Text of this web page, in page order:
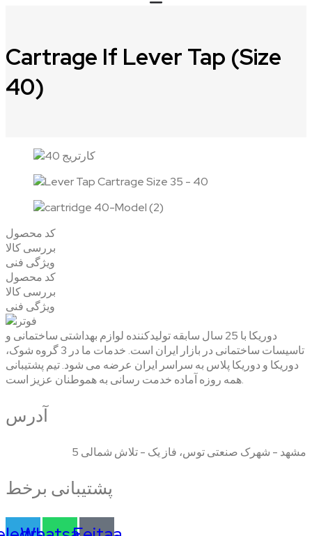
Cartrage If Lever Tap (Size
40)
کد محصول
بررسی کالا
ویژگی فنی
کد محصول
بررسی کالا
ویژگی فنی
دوریکا با 25 سال سابقه تولیدکننده لوازم بهداشتی ساختمانی و
تاسیسات ساختمانی در بازار ایران است. خدمات ما در 3 گروه شوک،
دوریکا و دوریکا پلاس به سراسر ایران عرضه می شود. تیم پشتیبانی
همه روزه آماده خدمت رسانی به هموطنان عزیز است.
آدرس
مشهد - شهرک صنعتی توس، فاز یک - تلاش شمالی 5
پشتیبانی برخط